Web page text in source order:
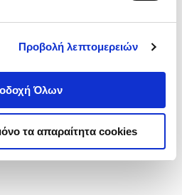
Προβολή λεπτομερειών
Όλων
τα απαραίτητα cookies